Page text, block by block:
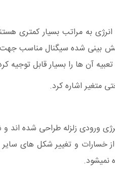
به مراتب بسیار کمتری
بینی شده سیگنال مناسب
آن ها را بسیار قابل توجیه
متغیر اشاره کرد.
زلزله طراحی شده اند و
خسارات و تغییر شکل های
نمیشود.